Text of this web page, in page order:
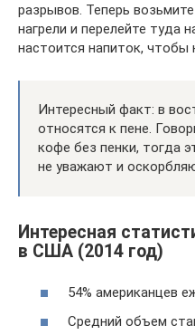
разрывов. Теперь
нагрели и перелейте туда
настоится напиток, чтобы
Интересный факт: в
относятся к пене.
кофе без пенки, тогда
не уважают и
Интересная
в США (2014 год)
54% американцев
Средний объем